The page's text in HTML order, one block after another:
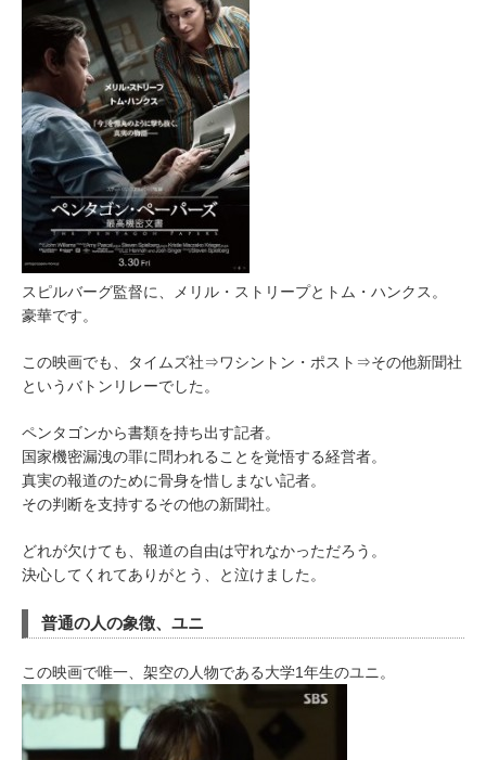
スピルバーグ監督に、メリル・ストリープとトム・ハンクス。
豪華です。
この映画でも、タイムズ社⇒ワシントン・ポスト⇒その他新聞社
というバトンリレーでした。
ペンタゴンから書類を持ち出す記者。
国家機密漏洩の罪に問われることを覚悟する経営者。
真実の報道のために骨身を惜しまない記者。
その判断を支持するその他の新聞社。
どれが欠けても、報道の自由は守れなかっただろう。
決心してくれてありがとう、と泣けました。
普通の人の象徴、ユニ
この映画で唯一、架空の人物である大学1年生のユニ。